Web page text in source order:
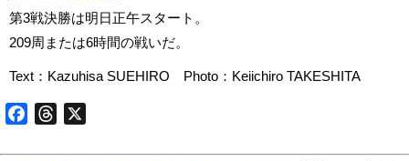
第3戦決勝は明日正午スタート。
209周または6時間の戦いだ。
Text：Kazuhisa SUEHIRO Photo：Keiichiro TAKESHITA
FacebookThreads